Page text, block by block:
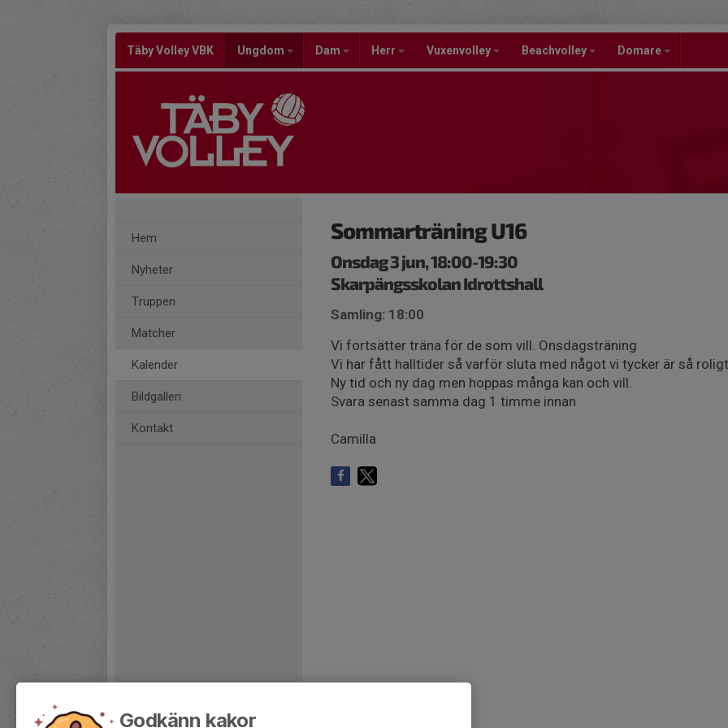
Täby Volley VBK Ungdom Dam Herr Vuxenvolley Beachvolley Domare
Hem
Nyheter
Truppen
Matcher
Kalender
Bildgalleri
Kontakt
Sommarträning U16
Onsdag 3 jun, 18:00-19:30
Skarpängsskolan Idrottshall
Samling: 18:00
Vi fortsätter träna för de som vill. Onsdagsträning
Vi har fått halltider så varför sluta med något vi tycker är så
Ny tid och ny dag men hoppas många kan och vill.
Svara senast samma dag 1 timme innan
Camilla
Godkänn kakor